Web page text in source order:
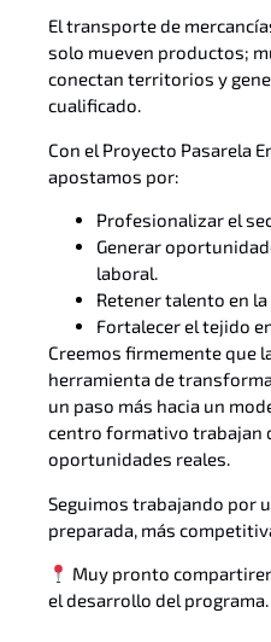
El transporte de
solo mueven productos;
conectan territorios y
cualificado.
Con el Proyecto Pasarela
apostamos por:
Profesionalizar el
Generar
laboral.
Retener talento en
Fortalecer el tejido
Creemos firmemente que
herramienta de
un paso más hacia un
centro formativo trabajan
oportunidades reales.
Seguimos trabajando por
preparada, más
Muy pronto
el desarrollo del programa.